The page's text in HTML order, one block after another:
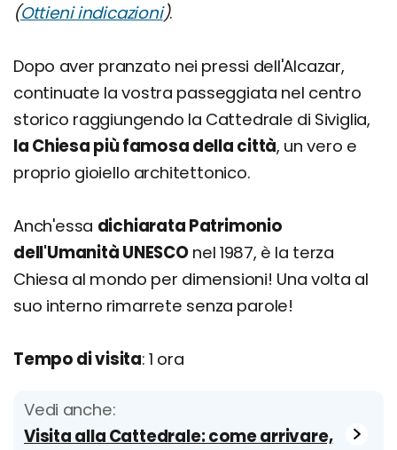
(Ottieni indicazioni).
Dopo aver pranzato nei pressi dell'Alcazar,
continuate la vostra passeggiata nel centro
storico raggiungendo la Cattedrale di Siviglia,
la Chiesa più famosa della città, un vero e
proprio gioiello architettonico.
Anch'essa dichiarata Patrimonio
dell'Umanità UNESCOnel 1987, è la terza
Chiesa al mondo per dimensioni! Una volta al
suo interno rimarrete senza parole!
Tempo di visita: 1 ora
Vedi anche:
Visita alla Cattedrale: come arrivare,